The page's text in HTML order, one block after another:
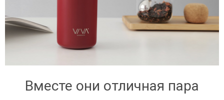
Вместе они отличная пара